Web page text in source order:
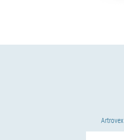
Artrovex